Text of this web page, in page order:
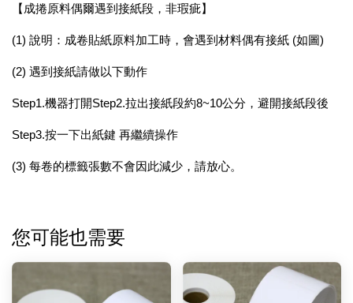
【成捲原料偶爾遇到接紙段，非瑕疵】
(1) 說明：成卷貼紙原料加工時，會遇到材料偶有接紙 (如圖)
(2) 遇到接紙請做以下動作
Step1.機器打開Step2.拉出接紙段約8~10公分，避開接紙段後
Step3.按一下出紙鍵 再繼續操作
(3) 每卷的標籤張數不會因此減少，請放心。
您可能也需要